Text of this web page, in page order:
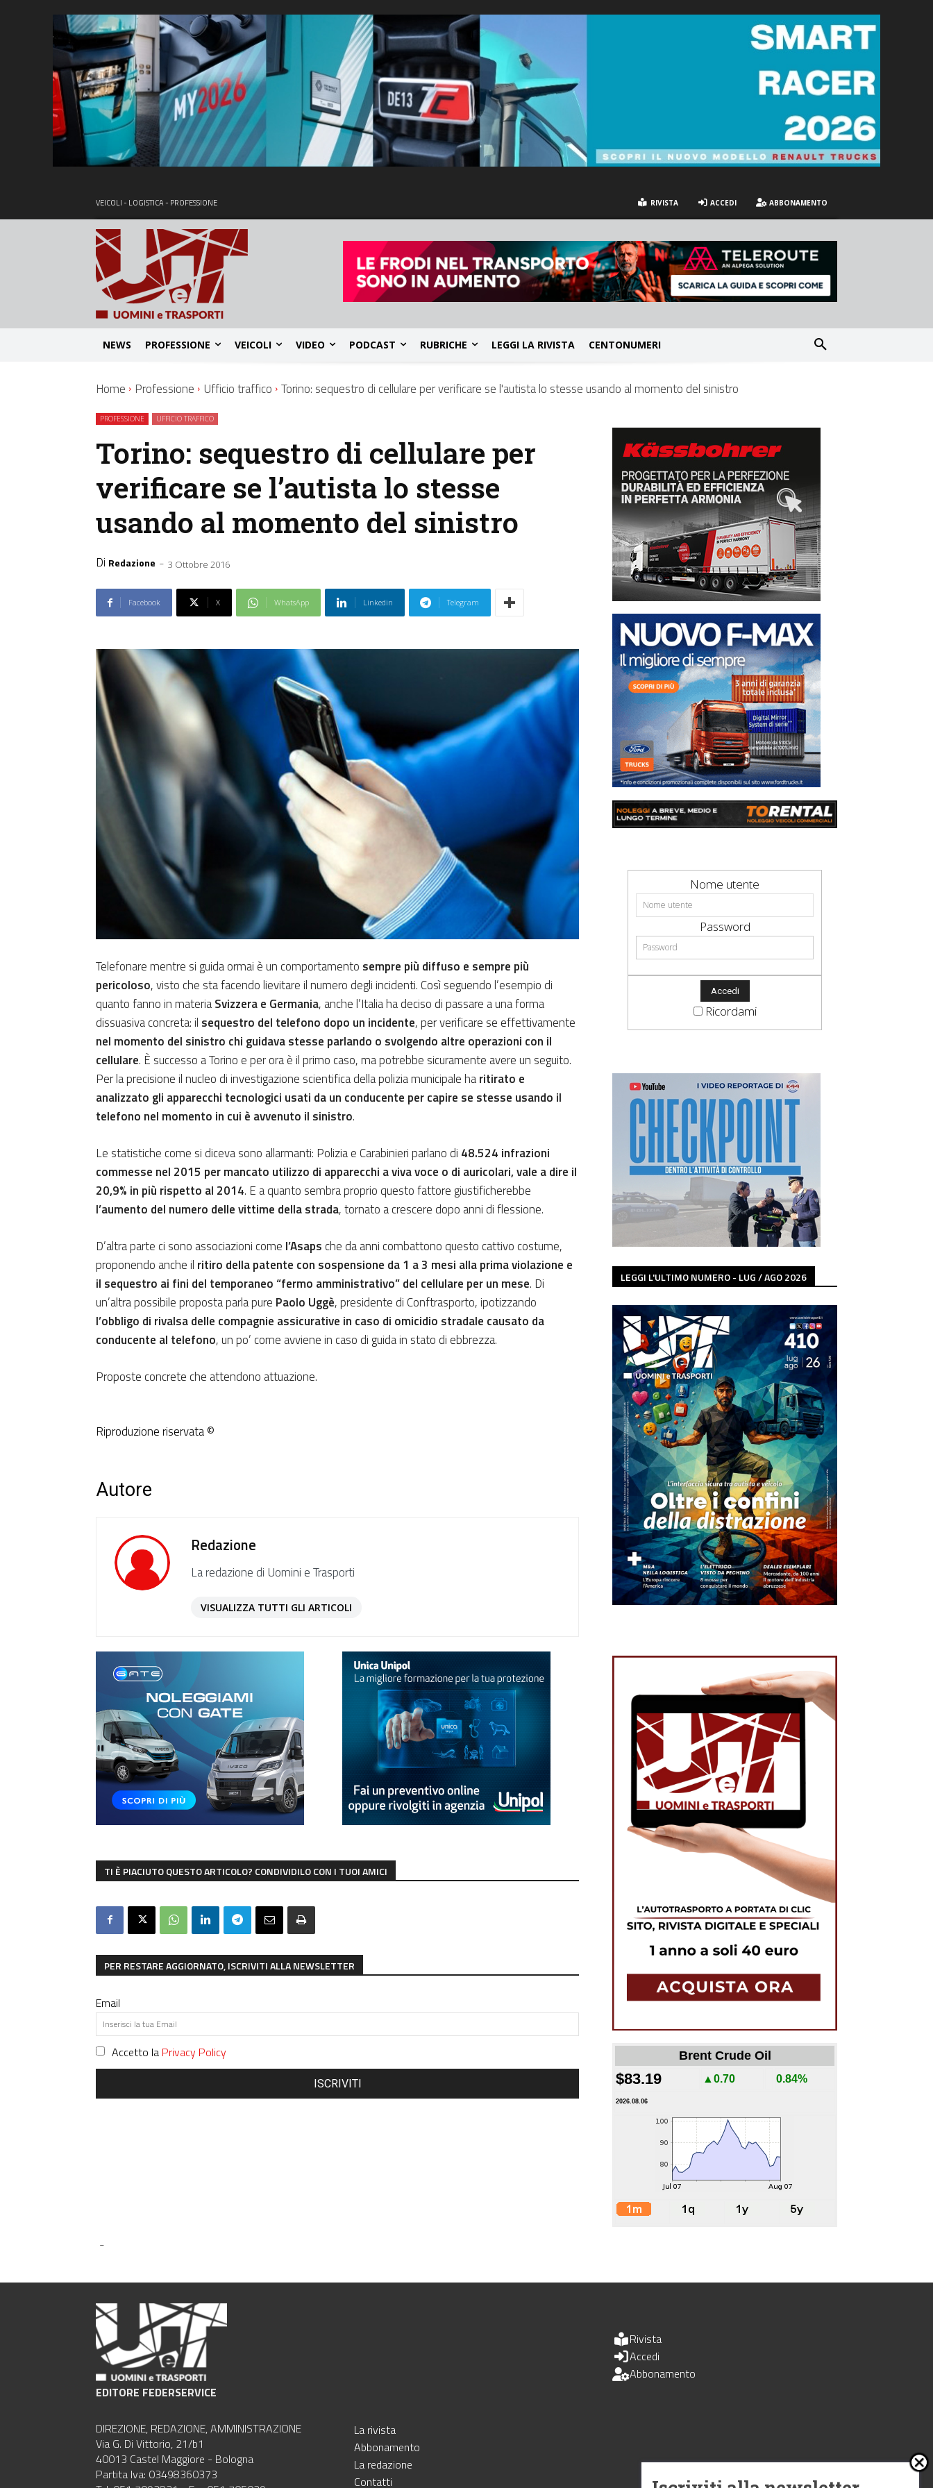
VEICOLI - LOGISTICA - PROFESSIONE RIVISTA ACCEDI ABBONAMENTO
NEWS PROFESSIONE VEICOLI VIDEO PODCAST RUBRICHE LEGGI LA RIVISTA CENTONUMERI
Home Professione Ufficio traffico Torino: sequestro di cellulare per verificare se l'autista lo stesse usando al momento del sinistro
PROFESSIONE UFFICIO TRAFFICO
Torino: sequestro di cellulare per
verificare se l’autista lo stesse
usando al momento del sinistro
Di Redazione - 3 Ottobre 2016
Facebook X WhatsApp Linkedin Telegram
Telefonare mentre si guida ormai è un comportamento sempre più diffuso e sempre più
pericoloso, visto che sta facendo lievitare il numero degli incidenti. Così seguendo l’esempio di
quanto fanno in materiaSvizzera e Germania, anche l’Italia ha deciso di passare a una forma
dissuasiva concreta: il sequestro del telefono dopo un incidente, per verificare se effettivamente
nel momento del sinistro chi guidava stesse parlando o svolgendo altre operazioni con il
cellulare. È successo a Torino e per ora è il primo caso, ma potrebbe sicuramente avere un seguito.
Per la precisione il nucleo di investigazione scientifica della polizia municipale haritirato e
analizzato gli apparecchi tecnologici usati da un conducente per capire se stesse usando il
telefono nel momento in cui è avvenuto il sinistro.
Le statistiche come si diceva sono allarmanti: Polizia e Carabinieri parlano di 48.524 infrazioni
commesse nel 2015 per mancato utilizzo di apparecchi a viva voce o di auricolari, vale a dire il
20,9% in più rispetto al 2014. E a quanto sembra proprio questo fattore giustificherebbe
l’aumento del numero delle vittime della strada, tornato a crescere dopo anni di flessione.
D’altra parte ci sono associazioni come l’Asaps che da anni combattono questo cattivo costume,
proponendo anche il ritiro della patente con sospensione da 1 a 3 mesi alla prima violazione e
il sequestro ai fini del temporaneo “fermo amministrativo” del cellulare per un mese. Di
un’altra possibile proposta parla pure Paolo Uggè, presidente di Conftrasporto, ipotizzando
l’obbligo di rivalsa delle compagnie assicurative in caso di omicidio stradale causato da
conducente al telefono, un po’ come avviene in caso di guida in stato di ebbrezza.
Proposte concrete che attendono attuazione.
Riproduzione riservata ©
Autore
Redazione
La redazione di Uomini e Trasporti
VISUALIZZA TUTTI GLI ARTICOLI
TI È PIACIUTO QUESTO ARTICOLO? CONDIVIDILO CON I TUOI AMICI
PER RESTARE AGGIORNATO, ISCRIVITI ALLA NEWSLETTER
Email
Accetto la Privacy Policy
ISCRIVITI
Nome utente
Password
Ricordami
LEGGI L'ULTIMO NUMERO - LUG / AGO 2026
Brent Crude Oil
$83.19 ▲0.70 0.84%
2026.08.06
-
EDITORE FEDERSERVICE
DIREZIONE, REDAZIONE, AMMINISTRAZIONE
Via G. Di Vittorio, 21/b1
40013 Castel Maggiore - Bologna
Partita Iva: 03498360373
La rivista
Abbonamento
La redazione
Contatti
Rivista
Accedi
Abbonamento